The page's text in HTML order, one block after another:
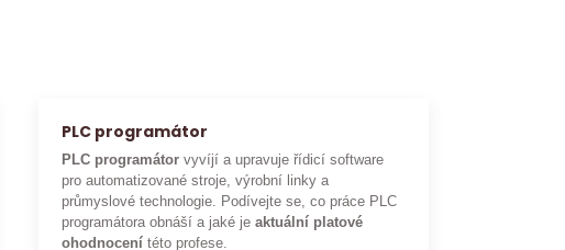
PLC programátor
PLC programátor vyvíjí a upravuje řídicí software
pro automatizované stroje, výrobní linky a
průmyslové technologie. Podívejte se, co práce PLC
programátora obnáší a jaké je aktuální platové
ohodnocení této profese.